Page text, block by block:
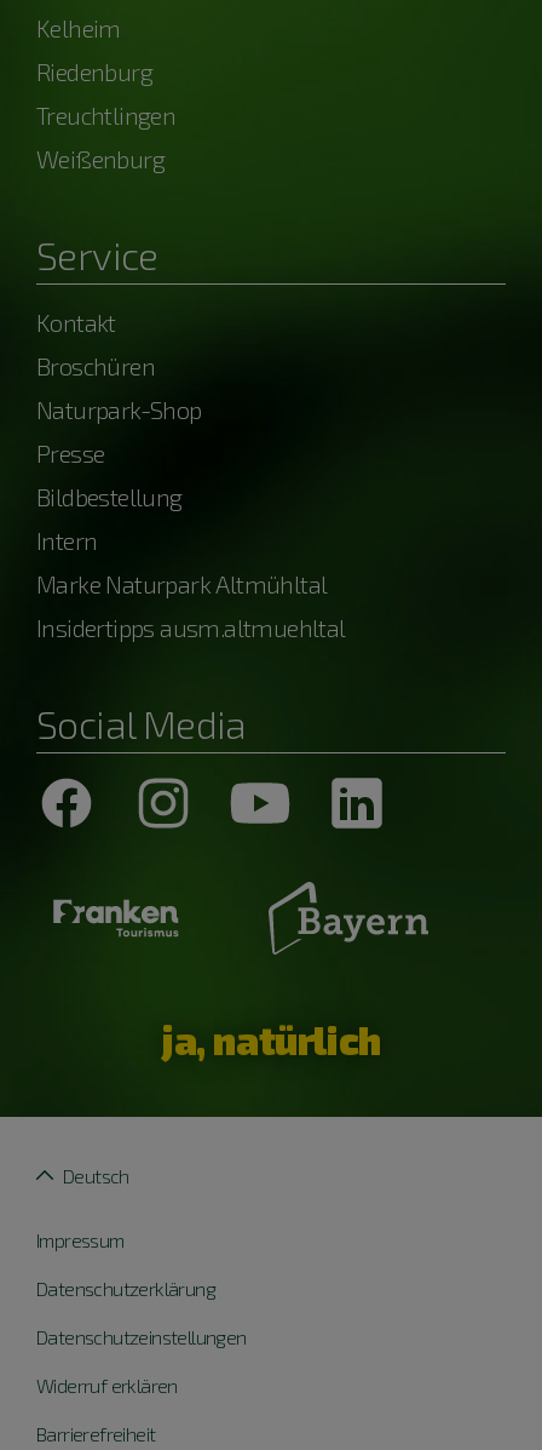
Kelheim
Riedenburg
Treuchtlingen
Weißenburg
Service
Kontakt
Broschüren
Naturpark-Shop
Presse
Bildbestellung
Intern
Marke Naturpark Altmühltal
Insidertipps ausm.altmuehltal
Social Media
ja, natürlich
Impressum
Datenschutzerklärung
Datenschutzeinstellungen
Widerruf erklären
Barrierefreiheit
Deutsch